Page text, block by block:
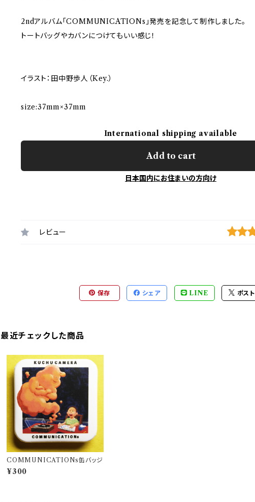
2ndアルバム「COMMUNICATIONs」発売を記念して制作しました。
トートバッグやカバンにつけてもいい感じ！
イラスト：田中野歩人（Key.）
size:37mm×37mm
International shipping available
Add to cart
日本国内にお住まいの方向け
レビュー
保存 シェア LINE ポスト
最近チェックした商品
COMMUNICATIONs缶バッジ
¥300